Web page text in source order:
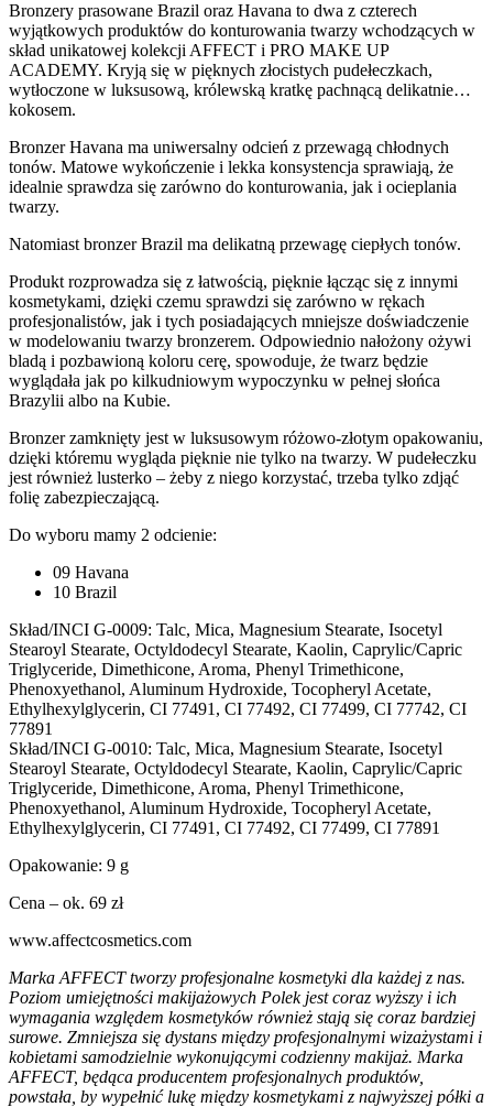
Bronzery prasowane Brazil oraz Havana to dwa z czterech
wyjątkowych produktów do konturowania twarzy wchodzących w
skład unikatowej kolekcji AFFECT i PRO MAKE UP
ACADEMY. Kryją się w pięknych złocistych pudełeczkach,
wytłoczone w luksusową, królewską kratkę pachnącą delikatnie…
kokosem.
Bronzer Havana ma uniwersalny odcień z przewagą chłodnych
tonów. Matowe wykończenie i lekka konsystencja sprawiają, że
idealnie sprawdza się zarówno do konturowania, jak i ocieplania
twarzy.
Natomiast bronzer Brazil ma delikatną przewagę ciepłych tonów.
Produkt rozprowadza się z łatwością, pięknie łącząc się z innymi
kosmetykami, dzięki czemu sprawdzi się zarówno w rękach
profesjonalistów, jak i tych posiadających mniejsze doświadczenie
w modelowaniu twarzy bronzerem. Odpowiednio nałożony ożywi
bladą i pozbawioną koloru cerę, spowoduje, że twarz będzie
wyglądała jak po kilkudniowym wypoczynku w pełnej słońca
Brazylii albo na Kubie.
Bronzer zamknięty jest w luksusowym różowo-złotym opakowaniu,
dzięki któremu wygląda pięknie nie tylko na twarzy. W pudełeczku
jest również lusterko – żeby z niego korzystać, trzeba tylko zdjąć
folię zabezpieczającą.
Do wyboru mamy 2 odcienie:
09 Havana
10 Brazil
Skład/INCI G-0009: Talc, Mica, Magnesium Stearate, Isocetyl
Stearoyl Stearate, Octyldodecyl Stearate, Kaolin, Caprylic/Capric
Triglyceride, Dimethicone, Aroma, Phenyl Trimethicone,
Phenoxyethanol, Aluminum Hydroxide, Tocopheryl Acetate,
Ethylhexylglycerin, CI 77491, CI 77492, CI 77499, CI 77742, CI
77891
Skład/INCI G-0010: Talc, Mica, Magnesium Stearate, Isocetyl
Stearoyl Stearate, Octyldodecyl Stearate, Kaolin, Caprylic/Capric
Triglyceride, Dimethicone, Aroma, Phenyl Trimethicone,
Phenoxyethanol, Aluminum Hydroxide, Tocopheryl Acetate,
Ethylhexylglycerin, CI 77491, CI 77492, CI 77499, CI 77891
Opakowanie: 9 g
Cena – ok. 69 zł
www.affectcosmetics.com
Marka AFFECT tworzy profesjonalne kosmetyki dla każdej z nas.
Poziom umiejętności makijażowych Polek jest coraz wyższy i ich
wymagania względem kosmetyków również stają się coraz bardziej
surowe. Zmniejsza się dystans między profesjonalnymi wizażystami i
kobietami samodzielnie wykonującymi codzienny makijaż. Marka
AFFECT, będąca producentem profesjonalnych produktów,
powstała, by wypełnić lukę między kosmetykami z najwyższej półki a